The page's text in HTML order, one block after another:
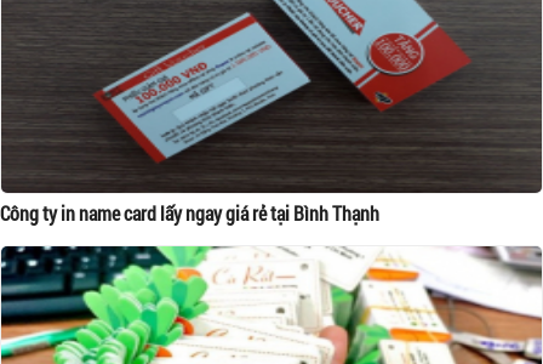
Công ty in name card lấy ngay giá rẻ tại Bình Thạnh